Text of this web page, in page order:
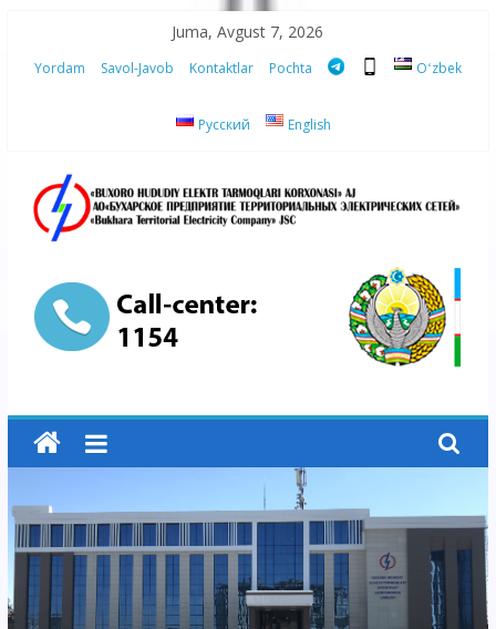
content
Juma, Avgust 7, 2026
Yordam Savol-Javob Kontaktlar Pochta Oʻzbek
Русский English
“Buxoro
hududiy
elektr
tarmoqlari
korxonasi”
AJ